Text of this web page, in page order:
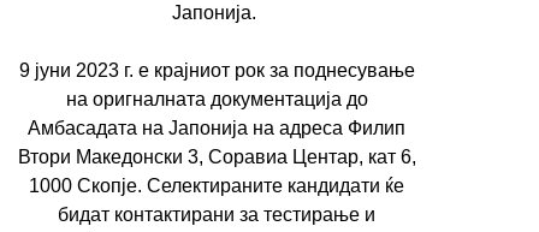
Јапонија.
9 јуни 2023 г. е крајниот рок за поднесување
на оригналната документација до
Амбасадата на Јапонија на адреса Филип
Втори Македонски 3, Соравиа Центар, кат 6,
1000 Скопје. Селектираните кандидати ќе
бидат контактирани за тестирање и